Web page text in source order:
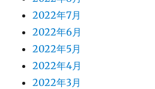
2022年7月
2022年6月
2022年5月
2022年4月
2022年3月